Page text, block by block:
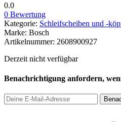
0.0
0 Bewertung
Kategorie: Schleifscheiben und -
Marke: Bosch
Artikelnummer: 2608900927
Derzeit nicht verfügbar
Benachrichtigung anfordern,